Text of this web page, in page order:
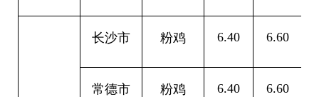
长沙市 粉鸡 6.40 6.60
常德市 粉鸡 6.40 6.60